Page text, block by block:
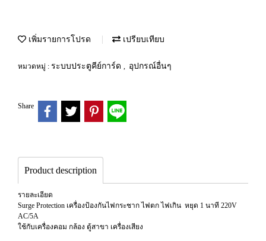
เพิ่มรายการโปรด เปรียบเทียบ
หมวดหมู่ : ระบบประตูคีย์การ์ด , อุปกรณ์อื่นๆ
Share
Product description
รายละเอียด
Surge Protection เครื่องป้องกันไฟกระชาก ไฟตก ไฟเกิน หยุด 1 นาที 220V
AC/5A
ใช้กับเครื่องคอม กล้อง ตู้สาขา เครื่องเสียง